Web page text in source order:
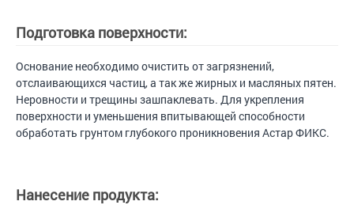
Подготовка поверхности:
Основание необходимо очистить от загрязнений,
отслаивающихся частиц, а так же жирных и масляных пятен.
Неровности и трещины зашпаклевать. Для укрепления
поверхности и уменьшения впитывающей способности
обработать грунтом глубокого проникновения Астар ФИКС.
Нанесение продукта: